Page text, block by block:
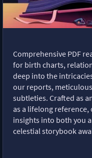
Comprehensive PDF
for birth charts,
deep into the
our reports,
subtleties. Crafted as
as a lifelong
insights into both you
celestial storybook